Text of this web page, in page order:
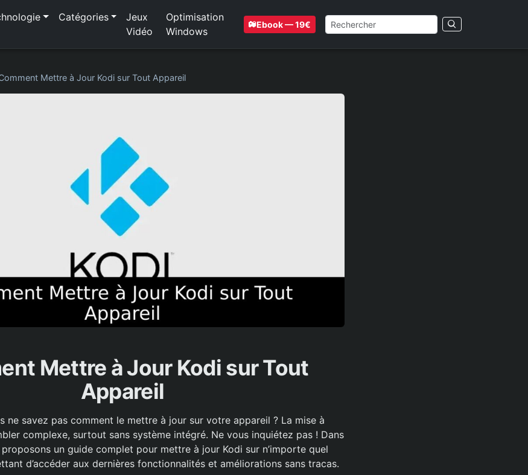
Catégories
Jeux
Vidéo
Optimisation
Windows
Ebook — 19€
Mettre à Jour Kodi sur Tout Appareil
Mettre à Jour Kodi sur Tout
Appareil
ne savez pas comment le mettre à jour sur votre appareil ? La mise à
complexe, surtout sans système intégré. Ne vous inquiétez pas ! Dans
un guide complet pour mettre à jour Kodi sur n’importe quel
d’accéder aux dernières fonctionnalités et améliorations sans tracas.